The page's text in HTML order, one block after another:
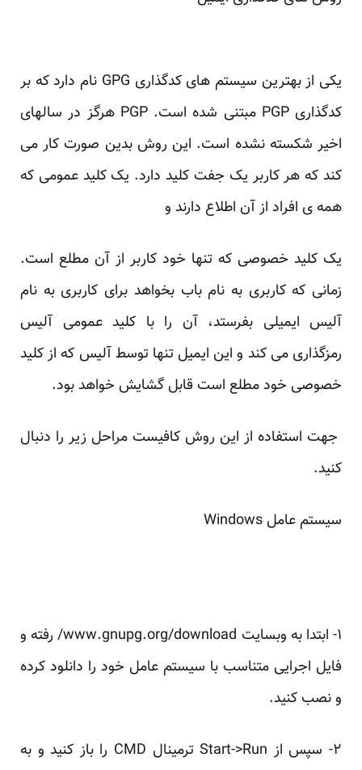
یکی از بهترین سیستم های کدگذاری GPG نام دارد که بر
کدگذاری PGP مبتنی شده است. PGP هرگز در سالهای
اخیر شکسته نشده است. این روش بدین صورت کار می
کند که هر کاربر یک جفت کلید دارد. یک کلید عمومی که
همه ی افراد از آن اطلاع دارند و
یک کلید خصوصی که تنها خود کاربر از آن مطلع است.
زمانی که کاربری به نام باب بخواهد برای کاربری به نام
آلیس ایمیلی بفرستد، آن را با کلید عمومی آلیس
رمزگذاری می کند و این ایمیل تنها توسط آلیس که از کلید
خصوصی خود مطلع است قابل گشایش خواهد بود.
جهت استفاده از این روش کافیست مراحل زیر را دنبال
کنید.
سیستم عامل Windows
۱- ابتدا به وبسایت www.gnupg.org/download/ رفته و
فایل اجرایی متناسب با سیستم عامل خود را دانلود کرده
و نصب کنید.
۲- سپس از Start->Run ترمینال CMD را باز کنید و به